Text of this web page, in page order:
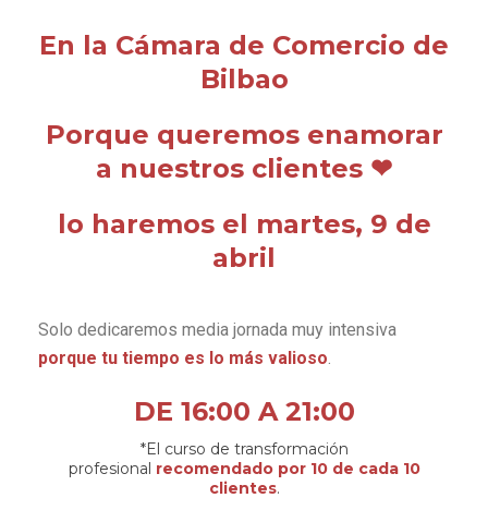
En la Cámara de Comercio de
Bilbao
Porque queremos enamorar
a nuestros clientes ❤
lo haremos el martes, 9 de
abril
Solo dedicaremos media jornada muy intensiva
porque tu tiempo es lo más valioso
DE 16:00 A 21:00
*El curso de transformación
profesional recomendado por 10 de cada 10
clientes.